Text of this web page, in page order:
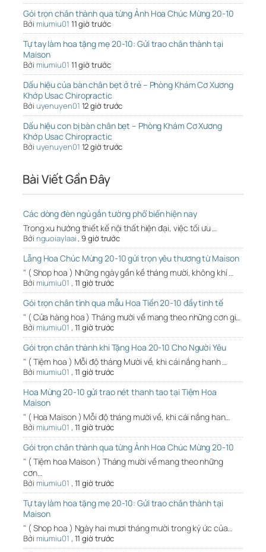
Gói trọn chân thành qua từng Ảnh Hoa Chúc Mừng 20-10
Bởi miumiu01 11 giờ trước
Tự tay làm hoa tặng mẹ 20-10: Gửi trao chân thành tại
Maison
Bởi miumiu01 11 giờ trước
Dấu hiệu của bàn chân bẹt ở trẻ – Phòng Khám Cơ Xương
Khớp Usac Chiropractic
Bởi uyenuyen01 12 giờ trước
Dấu hiệu con bị bàn chân bẹt – Phòng Khám Cơ Xương
Khớp Usac Chiropractic
Bởi uyenuyen01 12 giờ trước
Bài Viết Gần Đây
Các dòng đèn ngủ gắn tường phổ biến hiện nay
Trong xu hướng thiết kế nội thất hiện đại, việc tối ưu …
Bởi nguoiaylaai,9 giờ trước
Lẵng Hoa Chúc Mừng 20-10 gửi trọn yêu thương từ Maison
" ( Shop hoa ) Những ngày gần kề tháng mười, không khí …
Bởi miumiu01 , 11 giờ trước
Gói trọn chân tình qua mẫu Hoa Tiền 20-10 đầy tinh tế
" ( Cửa hàng hoa ) Tháng mười về mang theo những cơn gi…
Bởi miumiu01 , 11 giờ trước
Gói trọn chân thành khi Tặng Hoa 20-10 Cho Người Yêu
" ( Tiệm hoa ) Mỗi độ tháng Mười về, khi cái nắng hanh …
Bởi miumiu01 , 11 giờ trước
Hoa Mừng 20-10 gửi trao nét thanh tao tại Tiệm Hoa
Maison
" ( Hoa Maison ) Mỗi độ tháng mười về, khi cái nắng han…
Bởi miumiu01 , 11 giờ trước
Gói trọn chân thành qua từng Ảnh Hoa Chúc Mừng 20-10
" ( Tiệm hoa Maison ) Tháng mười về mang theo những
cơn…
Bởi miumiu01 , 11 giờ trước
Tự tay làm hoa tặng mẹ 20-10: Gửi trao chân thành tại
Maison
" ( Shop hoa ) Ngày hai mươi tháng mười trong ký ức của…
Bởi miumiu01 , 11 giờ trước